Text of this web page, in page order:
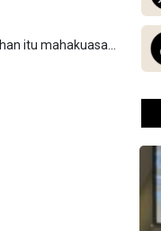
itu mahakuasa...